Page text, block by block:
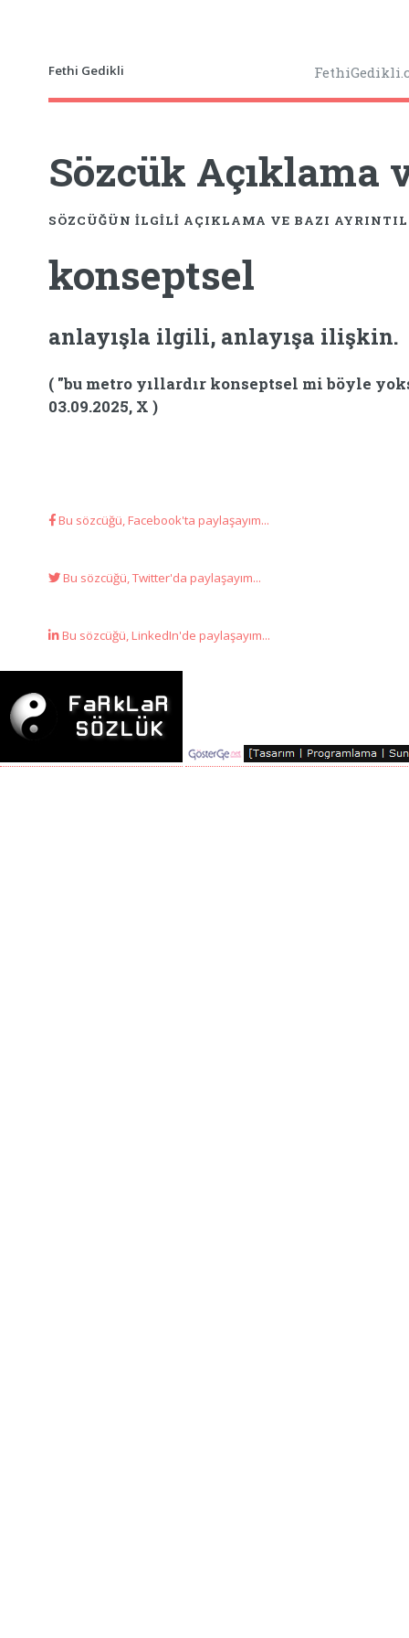
Fethi Gedikli
Sözcük Açıklama
SÖZCÜĞÜN ILGILI AÇIKLAMA VE BAZI
konseptsel
anlayışla ilgili, anlayışa ilişkin.
( "bu metro yıllardır konseptsel mi böyle
03.09.2025, X )
Bu sözcüğü, Facebook'ta paylaşayım...
Bu sözcüğü, Twitter'da paylaşayım...
Bu sözcüğü, LinkedIn'de paylaşayım...